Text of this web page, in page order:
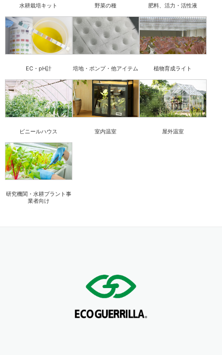
水耕栽培キット 野菜の種 肥料、活力・活性液
EC・pH計 培地・ポンプ・他アイテム 植物育成ライト
ビニールハウス 室内温室 屋外温室
研究機関・水耕プラント事
業者向け